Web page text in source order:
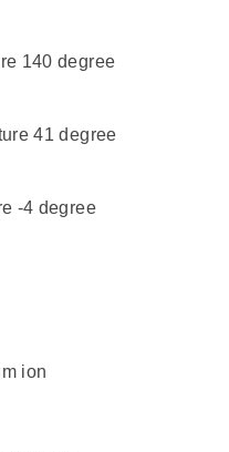
140 degree
41 degree
-4 degree
ion